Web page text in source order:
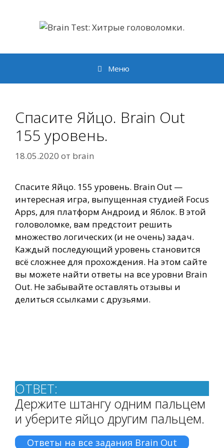
содержимому
Меню
Спасите Яйцо. Brain Out
155 уровень.
18.05.2020 от brain
Спасите Яйцо. 155 уровень. Brain Out —
интересная игра, выпущенная студией Focus
Apps, для платформ Андроид и Яблок. В этой
головоломке, вам предстоит решить
множество логических (и не очень) задач.
Каждый последующий уровень становится
всё сложнее для прохождения. На этом сайте
вы можете найти ответы на все уровни Brain
Out. Не забывайте оставлять отзывы и
делиться ссылками с друзьями.
ОТВЕТ:
Держите штангу одним пальцем
и уберите яйцо другим пальцем.
Ответы на все задания Brain Out